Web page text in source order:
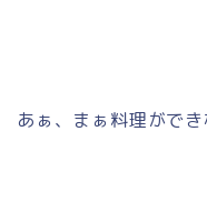
あぁ、まぁ料理がで